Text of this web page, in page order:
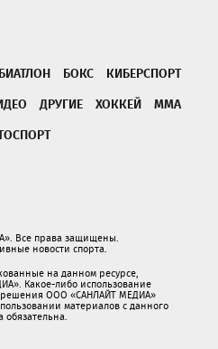
БИАТЛОН БОКС
КИБЕРСПОРТ
ДРУГИЕ ХОККЕЙ
ММА
Все права защищены.
новости спорта.
на данном ресурсе,
Какое-либо использование
ООО «САНЛАЙТ МЕДИА»
материалов с данного
обязательна.